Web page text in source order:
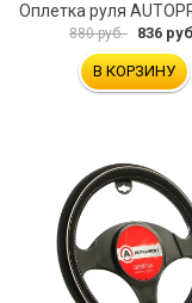
880 руб. 836
В КОРЗИНУ